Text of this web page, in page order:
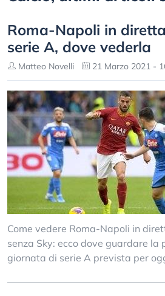
Roma-Napoli in
serie A, dove vederla
Matteo Novelli 21 Marzo 2021 -
Come vedere Roma-Napoli in
senza Sky: ecco dove guardare
giornata di serie A prevista per